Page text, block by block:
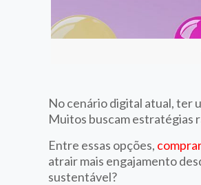
No cenário digital atual, ter
Muitos buscam estratégias
Entre essas opções,
atrair mais engajamento
sustentável?